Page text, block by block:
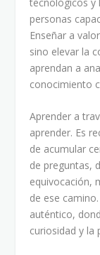
personas
Enseñar a
sino elevar la
aprendan a
conocimiento
Aprender a
aprender. Es
de acumular
de preguntas,
equivocación,
de ese
auténtico,
curiosidad y la